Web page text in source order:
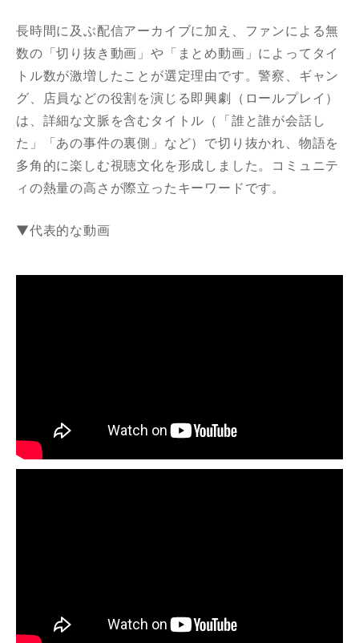
長時間に及ぶ配信アーカイブに加え、ファンによる無
数の「切り抜き動画」や「まとめ動画」によってタイ
トル数が激増したことが選定理由です。警察、ギャン
グ、店員などの役割を演じる即興劇（ロールプレイ）
は、詳細な文脈を含むタイトル（「誰と誰が会話し
た」「あの事件の裏側」など）で切り抜かれ、物語を
多角的に楽しむ視聴文化を形成しました。コミュニテ
ィの熱量の高さが際立ったキーワードです。
▼代表的な動画